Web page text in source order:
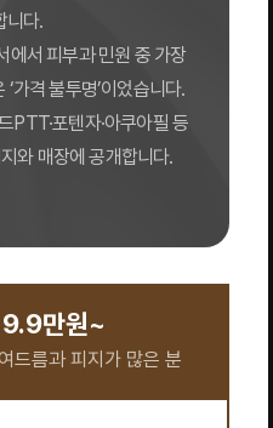
니다.
서 피부과 민원 중 가장
가격 불투명’이었습니다.
PTT·포텐자·아쿠아필 등
와 매장에 공개합니다.
만원~
드름과 피지가 많은 분